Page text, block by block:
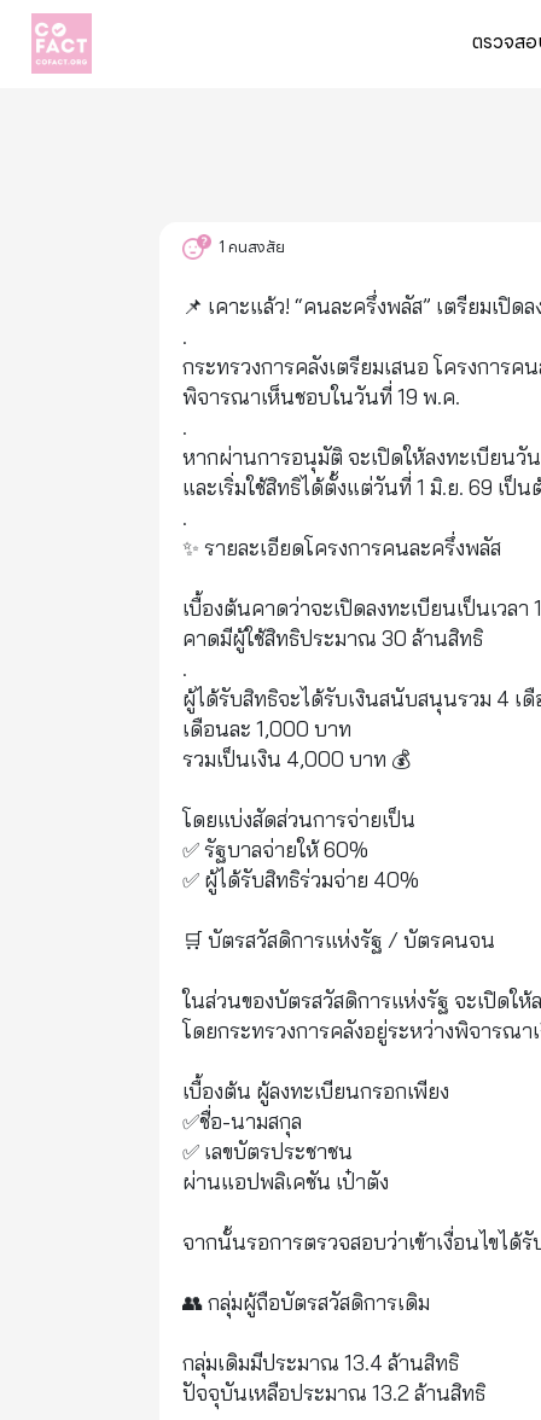
ตรวจส
1คนสงสัย
📌 เคาะแล้ว! “คนละครึ่งพลัส” เตรียมเปิด
.
กระทรวงการคลังเตรียมเสนอ โครงการ
พิจารณาเห็นชอบในวันที่ 19 พ.ค.
.
หากผ่านการอนุมัติ จะเปิดให้ลงทะเบียน
และเริ่มใช้สิทธิได้ตั้งแต่วันที่ 1 มิ.ย. 69 เป็น
.
✨ รายละเอียดโครงการคนละครึ่งพลัส
เบื้องต้นคาดว่าจะเปิดลงทะเบียนเป็นเวลา
คาดมีผู้ใช้สิทธิประมาณ 30 ล้านสิทธิ
.
ผู้ได้รับสิทธิจะได้รับเงินสนับสนุนรวม 4 เ
เดือนละ 1,000 บาท
รวมเป็นเงิน 4,000 บาท 💰
โดยแบ่งสัดส่วนการจ่ายเป็น
✅ รัฐบาลจ่ายให้ 60%
✅ ผู้ได้รับสิทธิร่วมจ่าย 40%
🛒 บัตรสวัสดิการแห่งรัฐ / บัตรคนจน
ในส่วนของบัตรสวัสดิการแห่งรัฐ จะเปิดใ
โดยกระทรวงการคลังอยู่ระหว่างพิจารณา
เบื้องต้น ผู้ลงทะเบียนกรอกเพียง
✅ชื่อ-นามสกุล
✅ เลขบัตรประชาชน
ผ่านแอปพลิเคชัน เป๋าตัง
จากนั้นรอการตรวจสอบว่าเข้าเงื่อนไขได้
👥 กลุ่มผู้ถือบัตรสวัสดิการเดิม
กลุ่มเดิมมีประมาณ 13.4 ล้านสิทธิ
ปัจจุบันเหลือประมาณ 13.2 ล้านสิทธิ